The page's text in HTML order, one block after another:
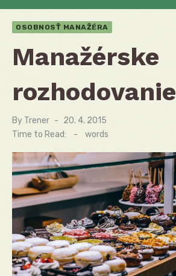
OSOBNOSŤ MANAŽÉRA
Manažérske
rozhodovanie
By Trener
Posted
on
20. 4. 2015
Time to Read:
- words